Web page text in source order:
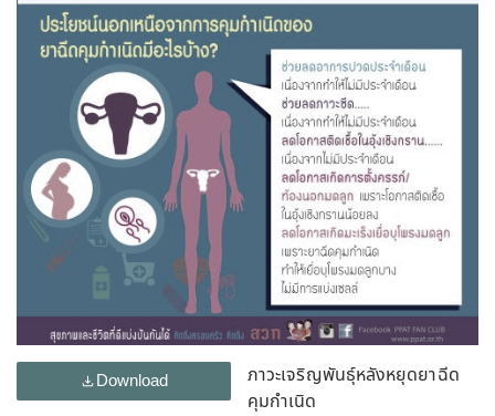
Download
ภาวะเจริญพันธุ์หลังหยุดยาฉีด
คุมกำเนิด